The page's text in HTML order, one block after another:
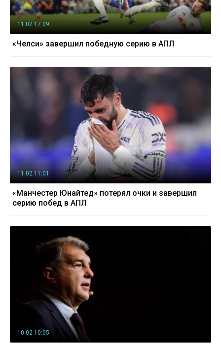
11.02 17:09
«Челси» завершил победную серию в АПЛ
11.02 11:01
«Манчестер Юнайтед» потерял очки и завершил
серию побед в АПЛ
10.02 10:05